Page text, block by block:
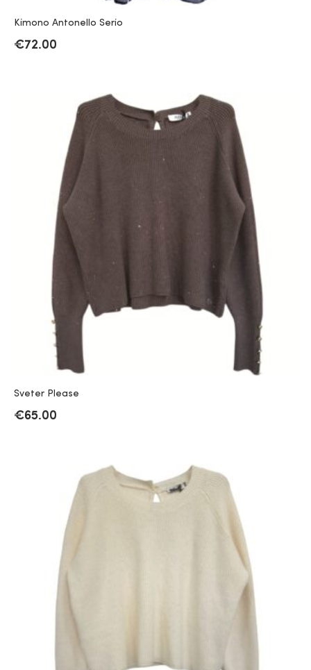
Kimono Antonello Serio
€72.00
Sveter Please
€65.00